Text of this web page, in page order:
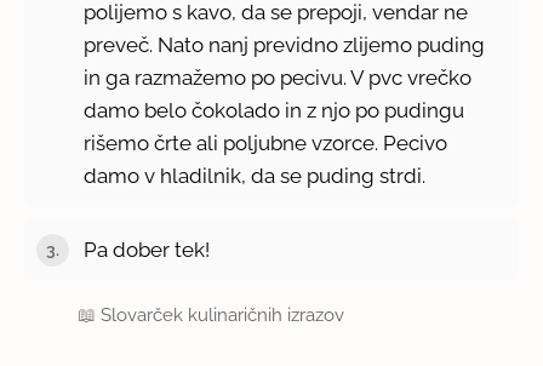
polijemo s kavo, da se prepoji, vendar ne
preveč. Nato nanj previdno zlijemo puding
in ga razmažemo po pecivu. V pvc vrečko
damo belo čokolado in z njo po pudingu
rišemo črte ali poljubne vzorce. Pecivo
damo v hladilnik, da se puding strdi.
Pa dober tek!
📖Slovarček kulinaričnih izrazov